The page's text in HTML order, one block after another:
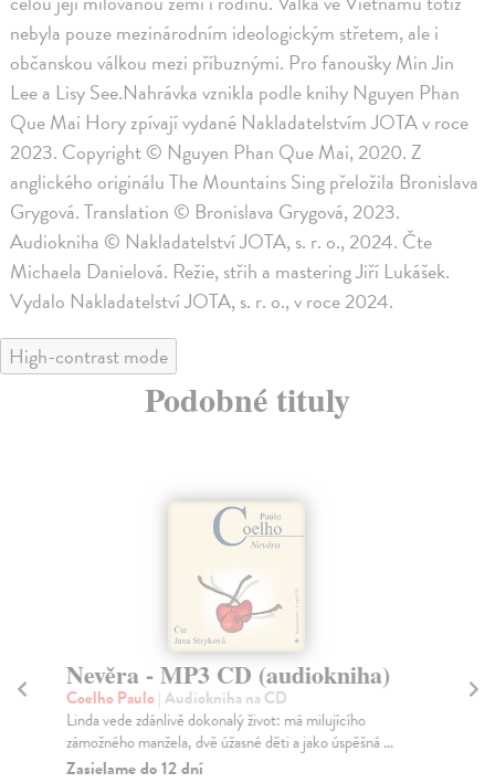
nebyla pouze mezinárodním ideologickým střetem, ale i
občanskou válkou mezi příbuznými. Pro fanoušky Min Jin
Lee a Lisy See.Nahrávka vznikla podle knihy Nguyen Phan
Que Mai Hory zpívají vydané Nakladatelstvím JOTA v roce
2023. Copyright © Nguyen Phan Que Mai, 2020. Z
anglického originálu The Mountains Sing přeložila Bronislava
Grygová. Translation © Bronislava Grygová, 2023.
Audiokniha © Nakladatelství JOTA, s. r. o., 2024. Čte
Michaela Danielová. Režie, střih a mastering Jiří Lukášek.
Vydalo Nakladatelství JOTA, s. r. o., v roce 2024.
High-contrast mode
Podobné tituly
Nevěra - MP3 CD (audiokniha)
Coelho Paulo| Audiokniha na CD
Linda vede zdánlivě dokonalý život: má milujícího
zámožného manžela, dvě úžasné děti a jako úspěšná ...
Zasielame do 12 dní